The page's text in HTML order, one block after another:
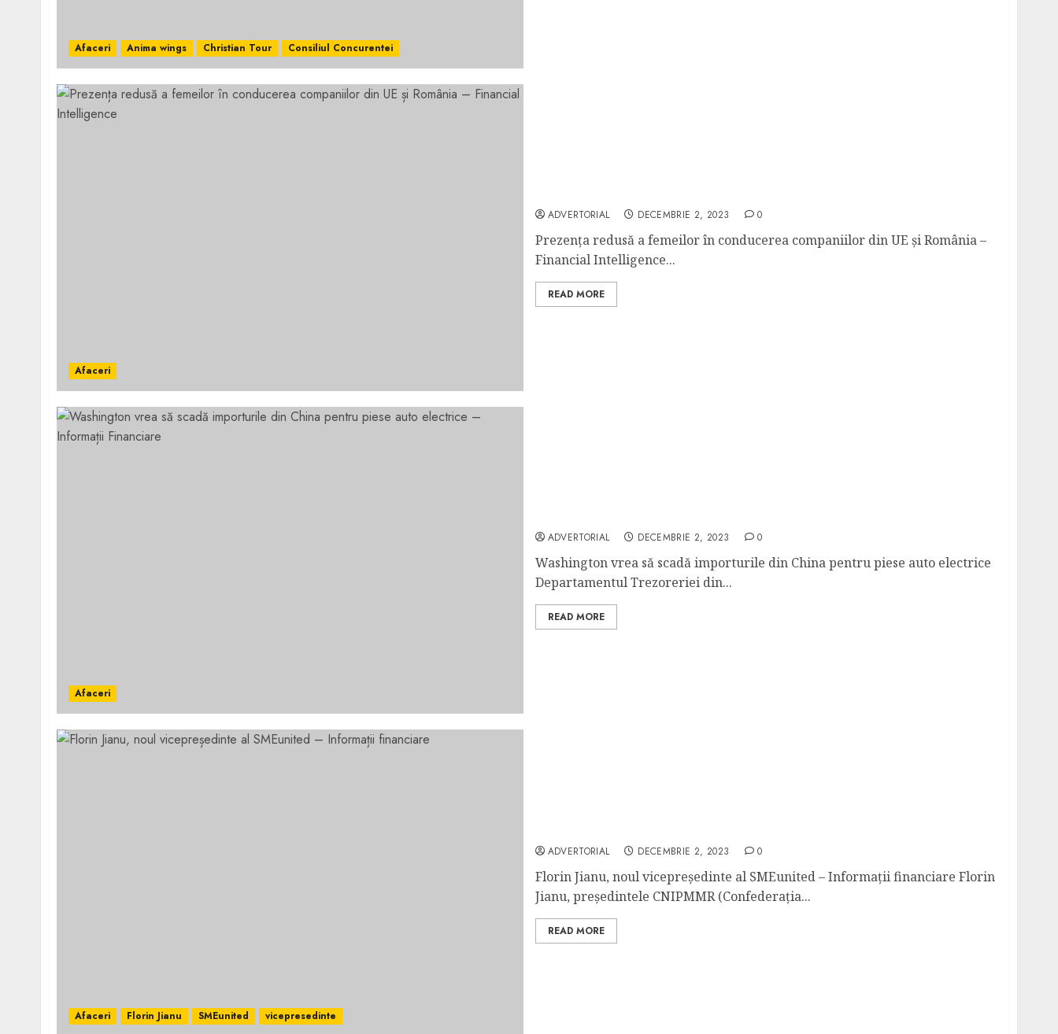
Afaceri Anima wings Christian Tour Consiliul Concurentei
Afaceri
ADVERTORIAL DECEMBRIE 2, 2023 0
Prezența redusă a femeilor în conducerea companiilor din UE și România –
Financial Intelligence...
READ MORE
Afaceri
ADVERTORIAL DECEMBRIE 2, 2023 0
Washington vrea să scadă importurile din China pentru piese auto electrice
Departamentul Trezoreriei din...
READ MORE
Afaceri Florin Jianu SMEunited vicepresedinte
ADVERTORIAL DECEMBRIE 2, 2023 0
Florin Jianu, noul vicepreședinte al SMEunited – Informații financiare Florin
Jianu, președintele CNIPMMR (Confederația...
READ MORE